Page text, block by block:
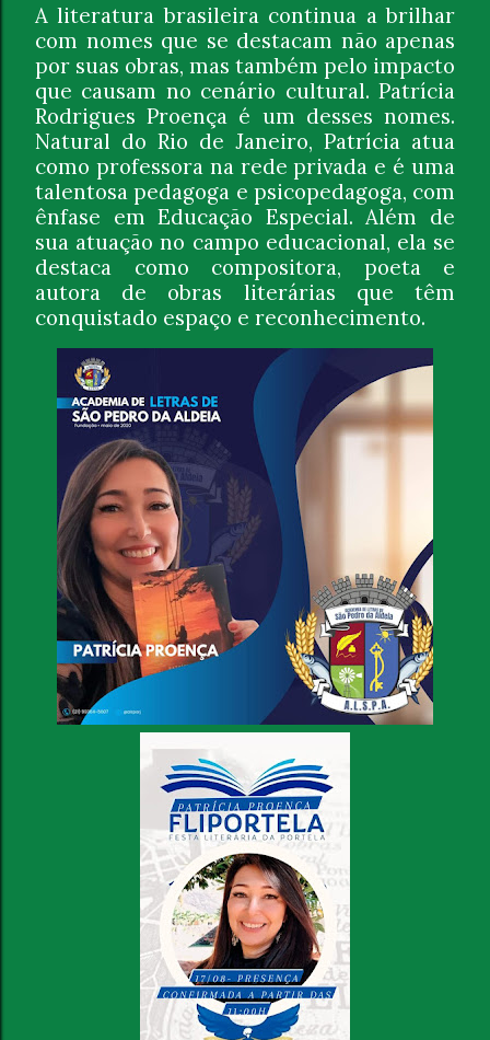
A literatura brasileira continua a brilhar
com nomes que se destacam não apenas
por suas obras, mas também pelo impacto
que causam no cenário cultural. Patrícia
Rodrigues Proença é um desses nomes.
Natural do Rio de Janeiro, Patrícia atua
como professora na rede privada e é uma
talentosa pedagoga e psicopedagoga, com
ênfase em Educação Especial. Além de
sua atuação no campo educacional, ela se
destaca como compositora, poeta e
autora de obras literárias que têm
conquistado espaço e reconhecimento.